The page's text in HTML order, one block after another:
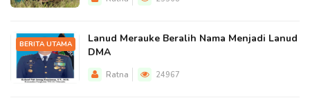
BERITA UTAMA
Lanud Merauke Beralih Nama Menjadi Lanud
DMA
Ratna 24967